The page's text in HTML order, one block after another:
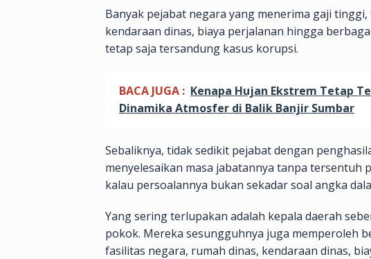
Banyak pejabat negara yang menerima gaji
kendaraan dinas, biaya perjalanan hingga
tetap saja tersandung kasus korupsi.
BACA JUGA : Kenapa Hujan Ekstrem Tetap
Dinamika Atmosfer di Balik Banjir Sumbar
Sebaliknya, tidak sedikit pejabat dengan
menyelesaikan masa jabatannya tanpa tersentuh
kalau persoalannya bukan sekadar soal angka
Yang sering terlupakan adalah kepala daerah
pokok. Mereka sesungguhnya juga memperoleh
fasilitas negara, rumah dinas, kendaraan dinas,